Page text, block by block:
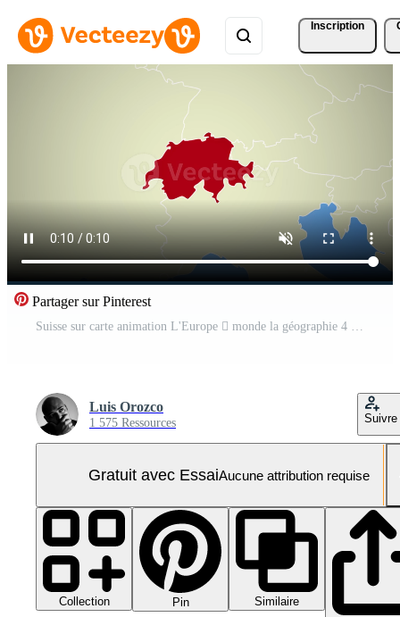
Inscription
Partager sur Pinterest
Suisse sur carte animation L'Europe  monde la géographie 4 Vidéo Pro
Luis Orozco
1 575 Ressources Suivre
Gratuit avec EssaiAucune attribution requise
Collection Pin
Similaire